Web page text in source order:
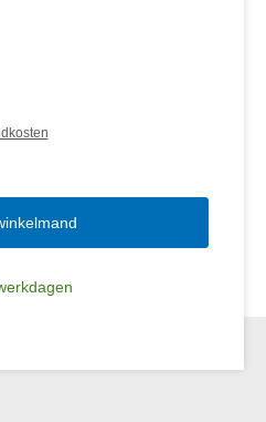
Voer de gewenste